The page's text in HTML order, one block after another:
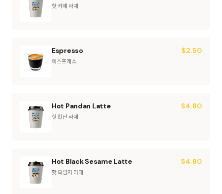
핫 카페 라떼
Espresso
에스프레소
$2.50
Hot Pandan Latte
핫 판단 라떼
$4.80
Hot Black Sesame Latte
핫 흑임자 라떼
$4.80